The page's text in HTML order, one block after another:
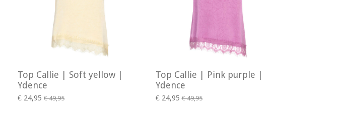
Top Callie | Soft yellow |
Ydence
€ 24,95 € 49,95
Top Callie | Pink purple |
Ydence
€ 24,95 € 49,95